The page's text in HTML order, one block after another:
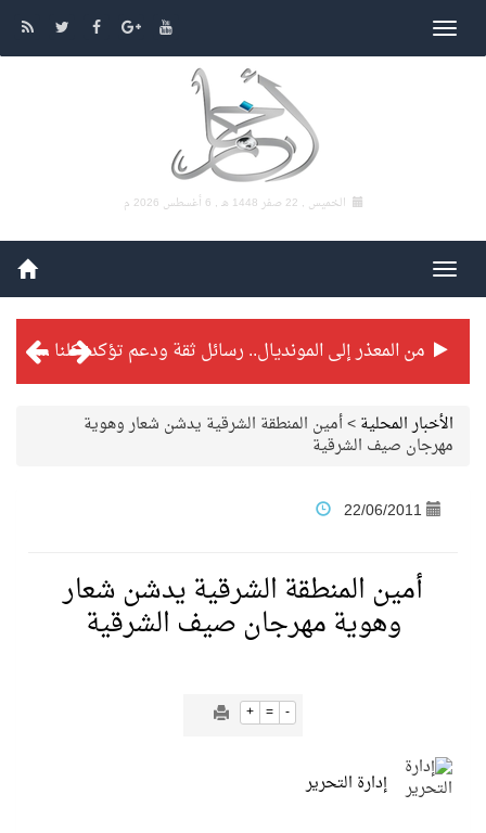
الخميس , 22 صفر 1448 هـ , 6 أغسطس 2026 م
من المعذر إلى المونديال.. رسائل ثقة ودعم تؤكد: كلنا مع الأخضر
الأخبار المحلية>أمين المنطقة الشرقية يدشن شعار وهوية
مهرجان صيف الشرقية
22/06/2011
أمين المنطقة الشرقية يدشن شعار
وهوية مهرجان صيف الشرقية
+ = -
إدارة التحرير